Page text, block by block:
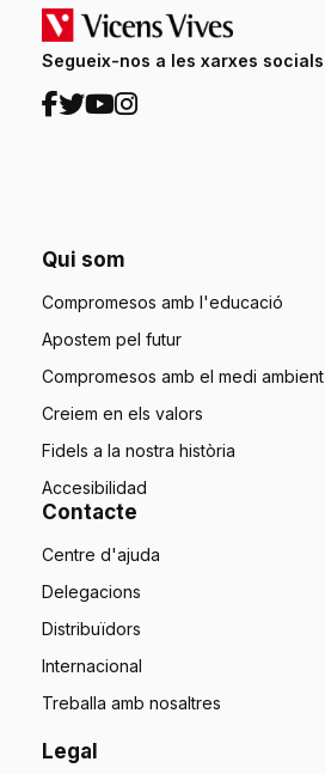
Segueix-nos a les xarxes socials
Qui som
Compromesos amb l'educació
Apostem pel futur
Compromesos amb el medi ambient
Creiem en els valors
Fidels a la nostra història
Accesibilidad
Contacte
Centre d'ajuda
Delegacions
Distribuïdors
Internacional
Treballa amb nosaltres
Legal